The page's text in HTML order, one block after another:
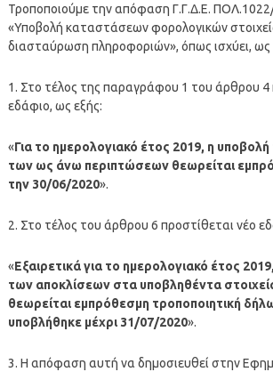
Τροποποιούμε την απόφαση Γ.Γ.Δ.Ε.
«Υποβολή καταστάσεων φορολογικών
διασταύρωση πληροφοριών», όπως ισχύει,
1. Στο τέλος της παραγράφου 1 του άρθρου 4
εδάφιο, ως εξής:
«Για το ημερολογιακό έτος 2019, η
των ως άνω περιπτώσεων θεωρείται
την 30/06/2020».
2. Στο τέλος του άρθρου 6 προστίθεται νέο
«Εξαιρετικά για το ημερολογιακό έτος
των αποκλίσεων στα υποβληθέντα
θεωρείται εμπρόθεσμη τροποποιητική
υποβλήθηκε μέχρι 31/07/2020».
3. Η απόφαση αυτή να δημοσιευθεί στην